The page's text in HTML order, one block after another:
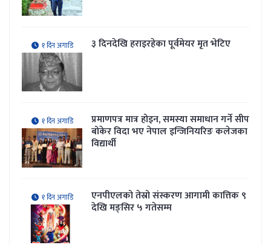
१ दिन अगाडि ३ दिनदेखि हराइरहेका पूर्वमेयर मृत भेटिए
१ दिन अगाडि प्रमाणपत्र मात्र होइन, समस्या समाधान गर्ने सीप
बोकेर विदा भए नेपाल इन्जिनियरिङ कलेजका
विद्यार्थी
१ दिन अगाडि एनपीएलको तेस्रो संस्करण आगामी कात्तिक ९
देखि मङ्सिर ५ गतेसम्म